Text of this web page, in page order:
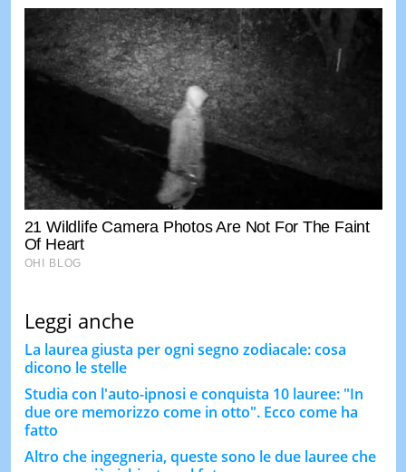
Leggi anche
La laurea giusta per ogni segno zodiacale: cosa
dicono le stelle
Studia con l'auto-ipnosi e conquista 10 lauree: "In
due ore memorizzo come in otto". Ecco come ha
fatto
Altro che ingegneria, queste sono le due lauree che